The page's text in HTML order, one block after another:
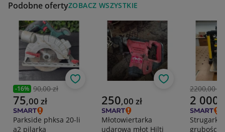
Podobne ofertyZOBACZ WSZYSTKIE
Poprzednia cena
-16% 90,00 zł
Aktualna cena
75,00 zł
Parkside phksa 20-li
a2 pilarka
Obserwuj
Aktualna cena
250,00 zł
Młotowiertarka
udarowa młot Hilti
Obserwuj
2200,00 zł
Aktualna
2 000
Strugarko-